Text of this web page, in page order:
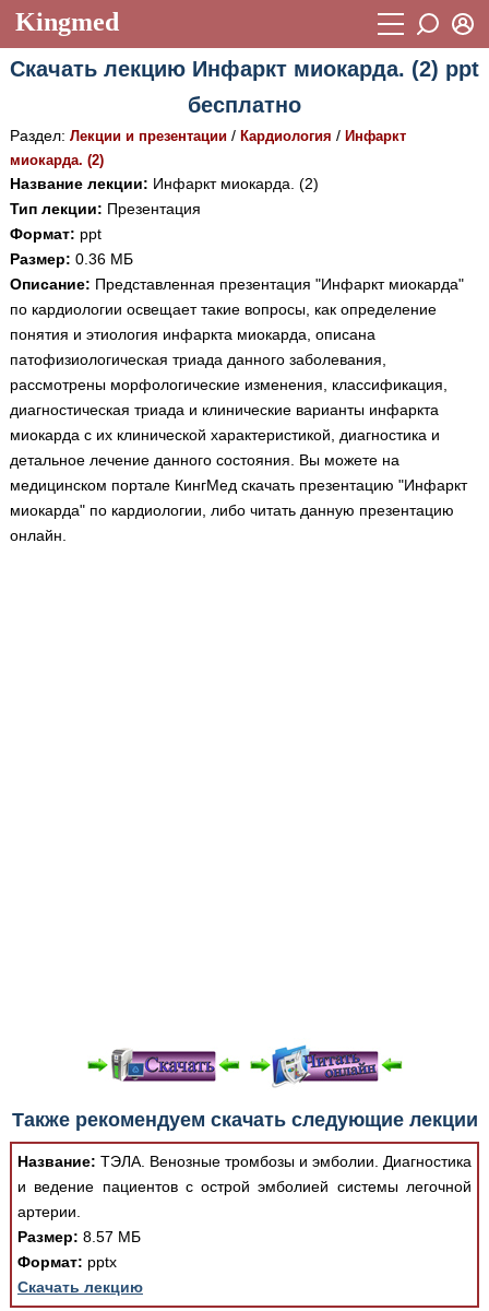
Kingmed
Учебный материал
Фотогалерея
Истории болезней 1268
Лекции и презентации
Аккредитационные тесты (6)
Методические рекомендации 1050
Научно-популярное
Статьи
Новости (244)
Медицинская стандартизация
Нормативы экстренной и неотложной помощи
Пароль
Восстановить пароль
Регистрация
Вход
Скачать лекцию Инфаркт миокарда. (2) ppt
бесплатно
Раздел: Лекции и презентации/ Кардиология / Инфаркт
миокарда. (2)
Название лекции: Инфаркт миокарда. (2)
Тип лекции: Презентация
Формат: ppt
Размер: 0.36 МБ
Описание: Представленная презентация "Инфаркт миокарда"
по кардиологии освещает такие вопросы, как определение
понятия и этиология инфаркта миокарда, описана
патофизиологическая триада данного заболевания,
рассмотрены морфологические изменения, классификация,
диагностическая триада и клинические варианты инфаркта
миокарда с их клинической характеристикой, диагностика и
детальное лечение данного состояния. Вы можете на
медицинском портале КингМед скачать презентацию "Инфаркт
миокарда" по кардиологии, либо читать данную презентацию
онлайн.
При просмотре в режиме "Читать онлайн" возможны
различные ошибки отображения документа в результате
отсутствия поддержки Вашим браузером шрифтов и
изменения размеров исходных шаблонов. При
скачивании документа данная ошибка устраняется Вашим
программным обеспечением автоматически.
Также рекомендуем скачать следующие лекции
Название: ТЭЛА. Венозные тромбозы и эмболии. Диагностика
и ведение пациентов с острой эмболией системы легочной
артерии.
Размер: 8.57 МБ
Формат: pptx
Скачать лекцию